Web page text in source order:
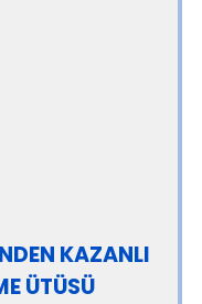
KAZANLI
ÜTÜSÜ